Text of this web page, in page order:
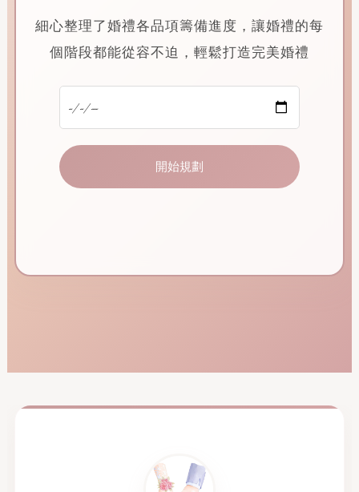
細心整理了婚禮各品項籌備進度，讓婚禮的每
個階段都能從容不迫，輕鬆打造完美婚禮
開始規劃